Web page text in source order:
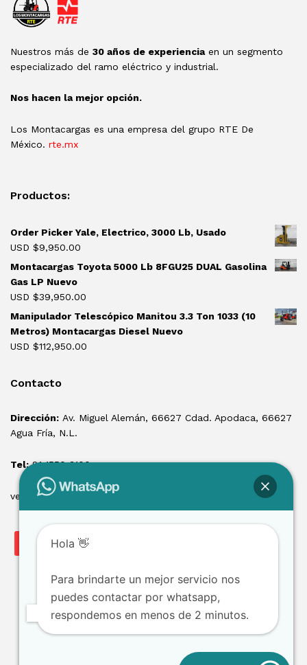
Nuestros más de 30 años de experienciaen un segmento
especializado del ramo eléctrico y industrial.
Nos hacen la mejor opción.
Los Montacargas es una empresa del grupo RTE De
México. rte.mx
Productos:
Order Picker Yale, Electrico, 3000 Lb, Usado
USD $9,950.00
Montacargas Toyota 5000 Lb 8FGU25 DUAL Gasolina
Gas LP Nuevo
USD $39,950.00
Manipulador Telescópico Manitou 3.3 Ton 1033 (10
Metros) Montacargas Diesel Nuevo
USD $112,950.00
Contacto
Dirección: Av. Miguel Alemán, 66627 Cdad. Apodaca, 66627
Agua Fría, N.L.
Tel:81 1550 3100
ventas@losmontacargas.mx
Copyright © 2025 Los Montacargas RTE
Hola 👋
Para brindarte un mejor servicio nos
puedes contactar por whatsapp,
respondemos en menos de 2 minutos.